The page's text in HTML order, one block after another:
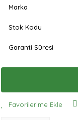
Marka
Stok Kodu
Garanti Süresi